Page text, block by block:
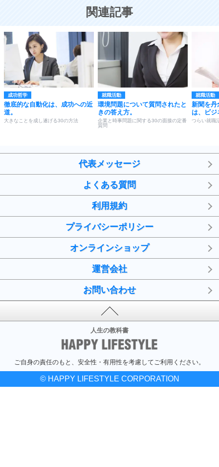
関連記事
成功哲学
徹底的な自動化は、成功への近
道。
大きなことを成し遂げる30の方法
就職活動
環境問題について質問されたと
きの答え方。
企業と時事問題に関する30の面接の定番
質問
就職活動
新聞を丹
は、ビジ
つらい就職
代表メッセージ
よくある質問
利用規約
プライバシーポリシー
オンラインショップ
運営会社
お問い合わせ
人生の教科書
ご自身の責任のもと、安全性・有用性を考慮してご利用ください。
© HAPPY LIFESTYLE CORPORATION